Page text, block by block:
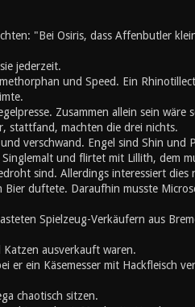
"Bei Osiris, dass Affenbutler
jederzeit.
und Speed. Ein
Zusammen allein sein wäre
stattfand, machten die drei nichts.
verschwand. Engel sind Shin und
und flirtet mit Lillith, dem
sind. Allerdings interessiert dies
duftete. Daraufhin musste
Spielzeug-Verkäufern aus
ausverkauft waren.
er ein Käsemesser mit Hackfleisch
chaotisch sitzen.